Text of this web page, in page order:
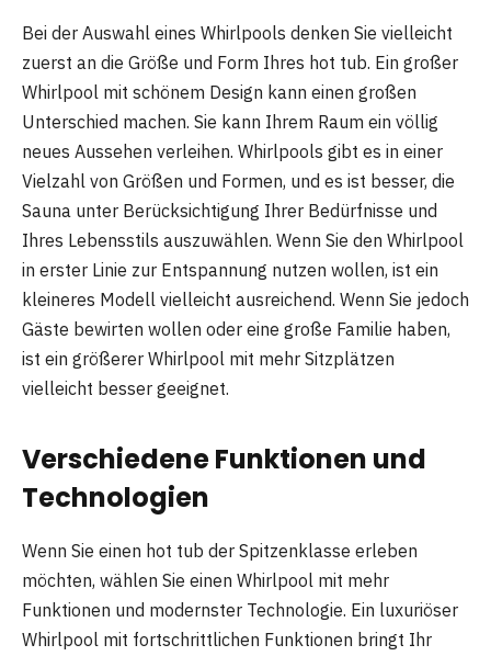
Bei der Auswahl eines Whirlpools denken Sie vielleicht
zuerst an die Größe und Form Ihres hot tub. Ein großer
Whirlpool mit schönem Design kann einen großen
Unterschied machen. Sie kann Ihrem Raum ein völlig
neues Aussehen verleihen. Whirlpools gibt es in einer
Vielzahl von Größen und Formen, und es ist besser, die
Sauna unter Berücksichtigung Ihrer Bedürfnisse und
Ihres Lebensstils auszuwählen. Wenn Sie den Whirlpool
in erster Linie zur Entspannung nutzen wollen, ist ein
kleineres Modell vielleicht ausreichend. Wenn Sie jedoch
Gäste bewirten wollen oder eine große Familie haben,
ist ein größerer Whirlpool mit mehr Sitzplätzen
vielleicht besser geeignet.
Verschiedene Funktionen und
Technologien
Wenn Sie einen hot tub der Spitzenklasse erleben
möchten, wählen Sie einen Whirlpool mit mehr
Funktionen und modernster Technologie. Ein luxuriöser
Whirlpool mit fortschrittlichen Funktionen bringt Ihr